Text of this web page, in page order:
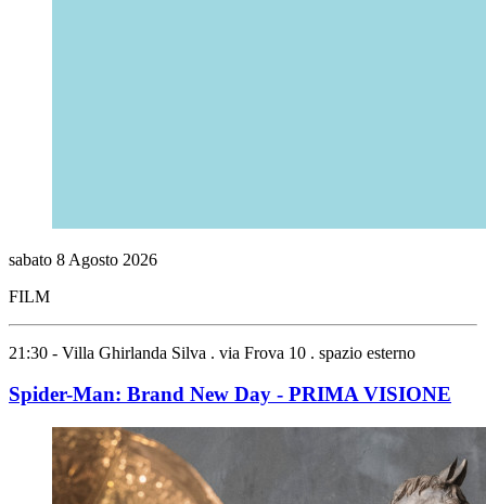
sabato 8 Agosto 2026
FILM
21:30 - Villa Ghirlanda Silva . via Frova 10 . spazio esterno
Spider-Man: Brand New Day - PRIMA VISIONE